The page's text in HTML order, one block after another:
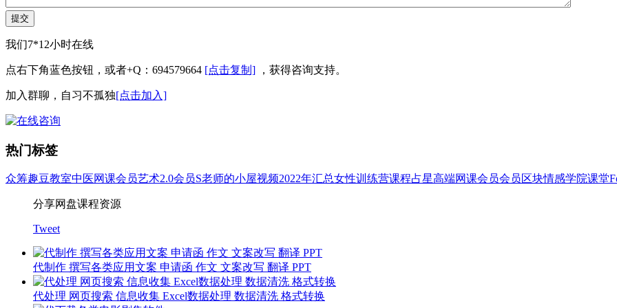
提交
我们7*12小时在线
点右下角蓝色按钮，或者+Q：694579664 [点击复制] ，获得咨询支持。
加入群聊，自习不孤独[点击加入]
热门标签
众筹趣豆教室中医网课会员艺术2.0会员S老师的小屋视频2022年汇总女性训练营课程占星高端网课会员会员区块情感学院课堂
分享网盘课程资源
Tweet
代制作 撰写各类应用文案 申请函 作文 文案改写 翻译 PPT
代处理 网页搜索 信息收集 Excel数据处理 数据清洗 格式转换